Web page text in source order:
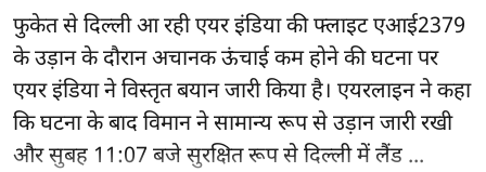
फुकेत सेदिल्लीआ रही एयर इंडिया की फ्लाइट एआई2379
के उड़ान के दौरान अचानक ऊंचाई कम होने की घटना पर
एयर इंडिया ने विस्तृत बयान जारी किया है। एयरलाइन ने कहा
कि घटना के बाद विमान ने सामान्य रूप से उड़ान जारी रखी
और सुबह 11:07 बजे सुरक्षित रूप से दिल्ली में लैंड ...